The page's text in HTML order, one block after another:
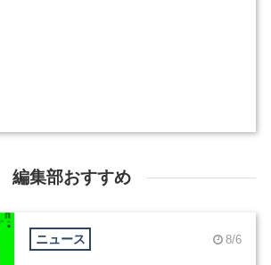
編集部おすすめ
ニュース 8/6